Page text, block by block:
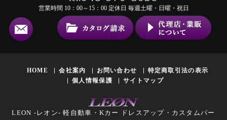
営業時間 10：00～15：00 定休日 毎週土曜・日曜・祝日
HOME 会社案内 お問い合わせ
特定商取引法の表示
個人情報保護
サイトマップ
LEON -レオン- 軽自動車・Kカー ドレスアップ・カスタムパー